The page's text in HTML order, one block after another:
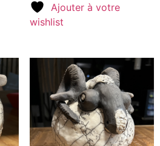
Ajouter à votre
wishlist